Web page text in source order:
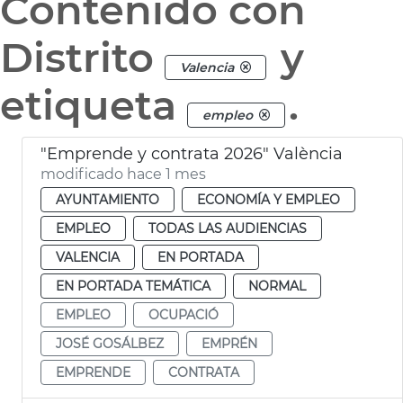
Distrito
Valencia
y
etiqueta
empleo .
"Emprende y contrata 2026" València
modificado hace 1 mes
AYUNTAMIENTO
ECONOMÍA Y EMPLEO
EMPLEO
TODAS LAS AUDIENCIAS
VALENCIA
EN PORTADA
EN PORTADA TEMÁTICA
NORMAL
EMPLEO
OCUPACIÓ
JOSÉ GOSÁLBEZ
EMPRÉN
EMPRENDE
CONTRATA